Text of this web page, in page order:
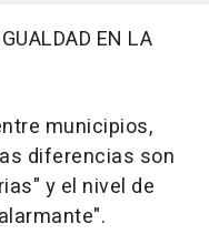
EN LA
municipios,
diferencias son
y el nivel de